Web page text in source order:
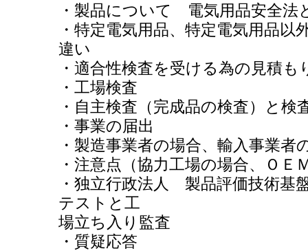
・製品について 電気用品安全法
・特定電気用品、特定電気用品以
違い
・適合性検査を受ける為の見積も
・工場検査
・自主検査（完成品の検査）と検
・事業の届出
・製造事業者の場合、輸入事業者
・注意点（協力工場の場合、ＯＥ
・独立行政法人 製品評価技術基
テストと工
場立ち入り監査
・質疑応答